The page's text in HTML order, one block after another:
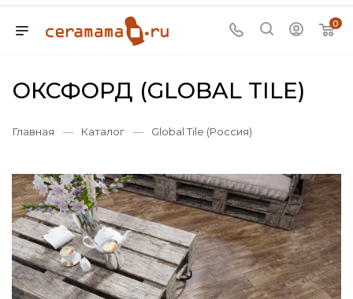
0
ОКСФОРД (GLOBAL TILE)
Главная — Каталог — Global Tile (Россия)